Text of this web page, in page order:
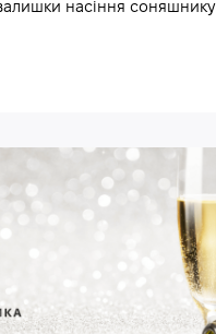
насіння соняшнику